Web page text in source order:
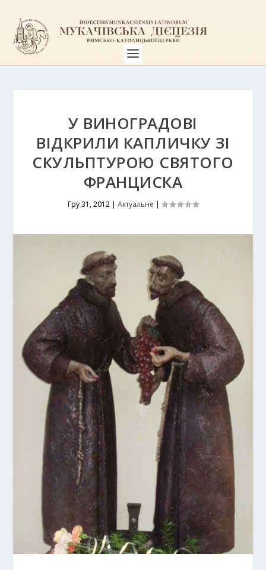
У ВИНОГРАДОВІ
ВІДКРИЛИ КАПЛИЧКУ ЗІ
СКУЛЬПТУРОЮ СВЯТОГО
ФРАНЦИСКА
Гру 31, 2012 | Актуальне |